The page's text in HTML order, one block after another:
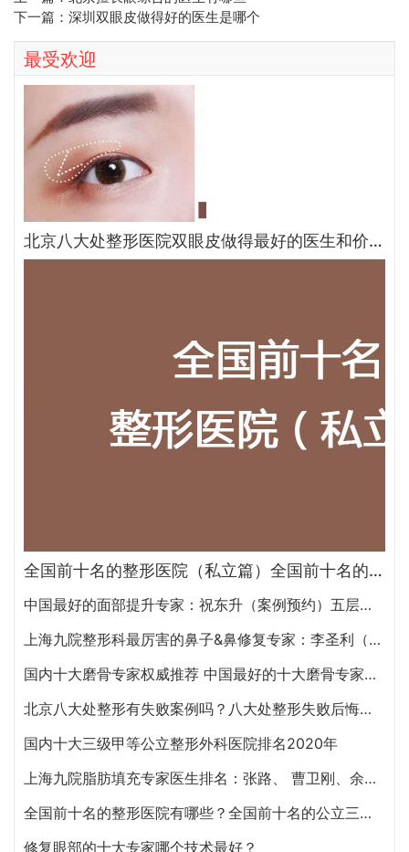
下一篇： 深圳双眼皮做得好的医生是哪个
最受欢迎
北京八大处整形医院双眼皮做得最好的医生和价格大全
全国前十名的整形医院（私立篇）全国前十名的私立整形医院排名大全
中国最好的面部提升专家：祝东升（案例预约）五层面部提升怎么样？
上海九院整形科最厉害的鼻子&鼻修复专家：李圣利（简介、案例、预约）
国内十大磨骨专家权威推荐 中国最好的十大磨骨专家排名
北京八大处整形有失败案例吗？八大处整形失败后悔怎么办？怎么投诉？
国内十大三级甲等公立整形外科医院排名2020年
上海九院脂肪填充专家医生排名：张路、 曹卫刚、余力（简介、案例、预约）
全国前十名的整形医院有哪些？全国前十名的公立三甲整形医院排名大全
修复眼部的十大专家哪个技术最好？